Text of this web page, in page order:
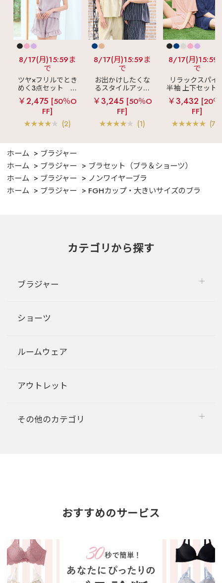
8/17(月)15:59ま
で
ツヤ×フリルでとき
めく3点セット
シ
ルキー ショートパ
ンツ 3点セット
￥2,475 [50％O
FF]
(2)
8/17(月)15:59ま
で
お出かけしたくな
るスタイルアップ
見え
ストライプ
フリル ロングパン
ツ 綿混 上下セット
￥3,245 [50％O
FF]
(1)
8/17(月)15:59
で
リラックスパイ
半袖 上下セット
女兼用サイズ)
￥3,432 [20
FF]
ホーム
ブラジャー
ホーム
ブラジャー
ブラセット（ブラ＆ショーツ）
ホーム
ブラジャー
ノンワイヤーブラ
ホーム
ブラジャー FGHカップ・大きいサイズのブラ
カテゴリから探す
ブラジャー
ショーツ
ルームウェア
アウトレット
その他のカテゴリ
おすすめのサービス